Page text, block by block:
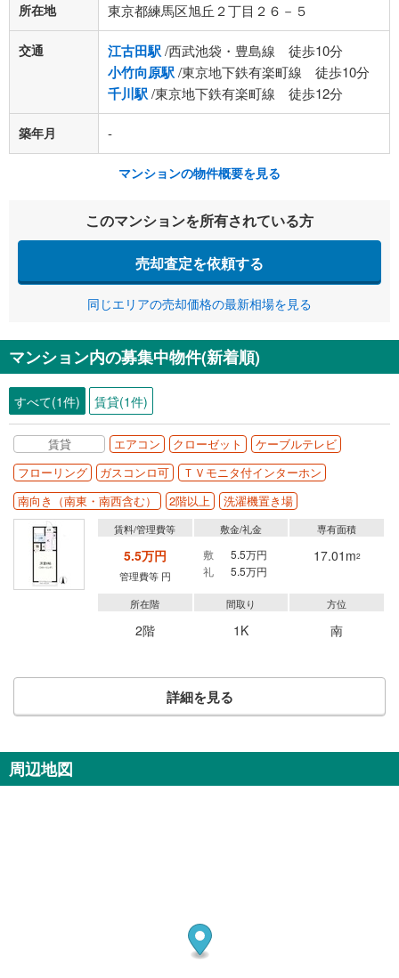
所在地 東京都練馬区旭丘２丁目２６－５
交通 江古田駅/西武池袋・豊島線 徒歩10分
小竹向原駅/東京地下鉄有楽町線 徒歩10分
千川駅/東京地下鉄有楽町線 徒歩12分
築年月 -
マンションの物件概要を見る
このマンションを所有されている方
売却査定を依頼する
同じエリアの売却価格の最新相場を見る
マンション内の募集中物件(新着順)
すべて(1件) 賃貸(1件)
賃貸 エアコン クローゼット
ケーブルテレビ
フローリング
ガスコンロ可
ＴＶモニタ付インターホン
南向き（南東・南西含む）
2階以上 洗濯機置き場
賃料/管理費等
5.5万円
管理費等 円
敷金/礼金
敷
5.5万円
礼
5.5万円
専有面積
17.01m2
所在階
2階
間取り
1K
方位
南
詳細を見る
周辺地図